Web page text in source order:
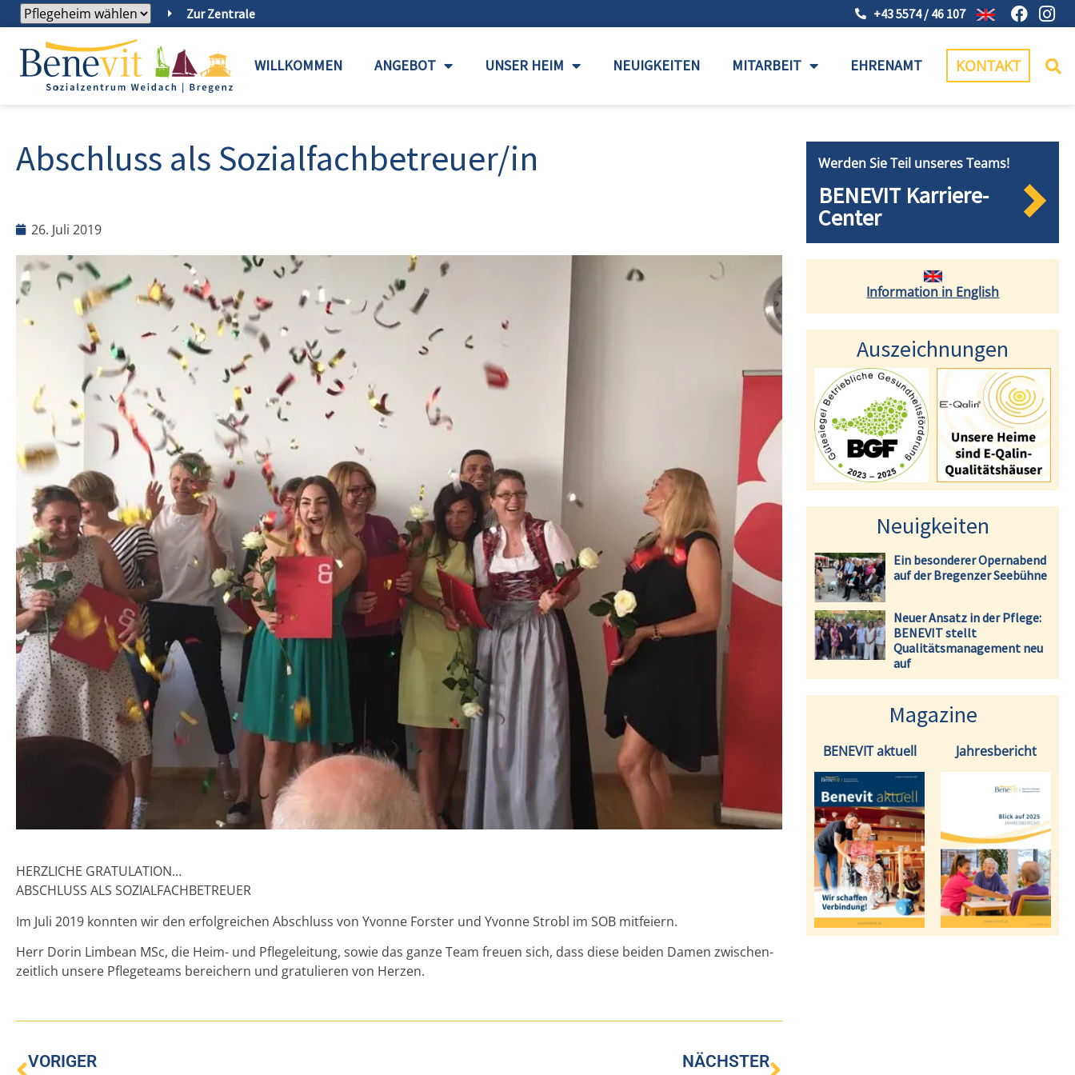
Zur Zentrale +43 5574 / 46 107
WILLKOMMEN ANGEBOT UNSER HEIM NEUIGKEITEN MITARBEIT EHRENAMT KONTAKT
Abschluss als Sozialfachbetreuer/in
26. Juli 2019
HERZLICHE GRATULATION…
ABSCHLUSS ALS SOZIALFACHBETREUER
Im Juli 2019 konnten wir den erfolgreichen Abschluss von Yvonne Forster und Yvonne Strobl im SOB mitfeiern.
Herr Dorin Limbean MSc, die Heim- und Pflegeleitung, sowie das ganze Team freuen sich, dass diese beiden Damen zwischen-
zeitlich unsere Pflegeteams bereichern und gratulieren von Herzen.
VORIGER NÄCHSTER
Werden Sie Teil unseres Teams!
BENEVIT Karriere-
Center
Information in English
Auszeichnungen
Neuigkeiten
Ein besonderer Opernabend
auf der Bregenzer Seebühne
Neuer Ansatz in der Pflege:
BENEVIT stellt
Qualitätsmanagement neu
auf
Magazine
BENEVIT aktuell Jahresbericht